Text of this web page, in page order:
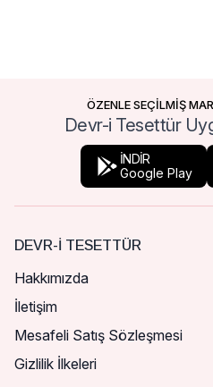
ÖZENLE SEÇİLMİŞ
Devr-i Tesettür
İNDİR
Google Play
DEVR-I TESETTÜR
Hakkımızda
İletişim
Mesafeli Satış Sözleşmesi
Gizlilik İlkeleri